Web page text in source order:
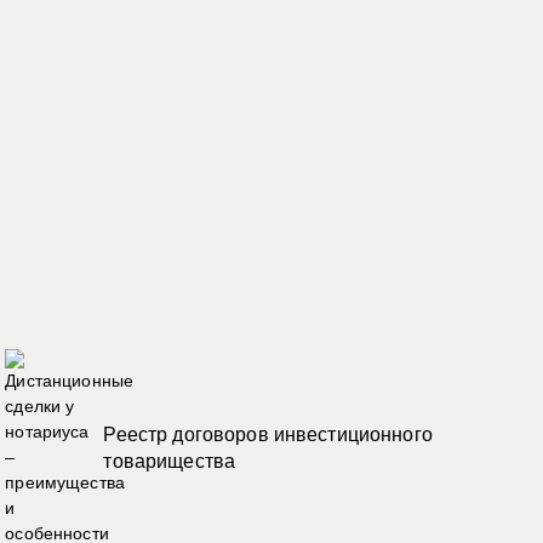
Реестр договоров инвестиционного
товарищества